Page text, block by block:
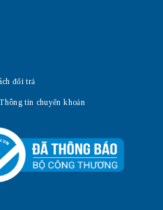
đổi trả
tin chuyển khoản